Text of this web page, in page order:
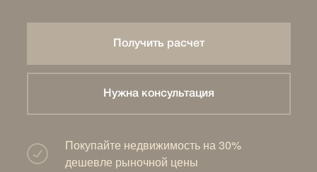
Нужна консультация
Получить расчет
Покупайте недвижимость на 30%
дешевле рыночной цены